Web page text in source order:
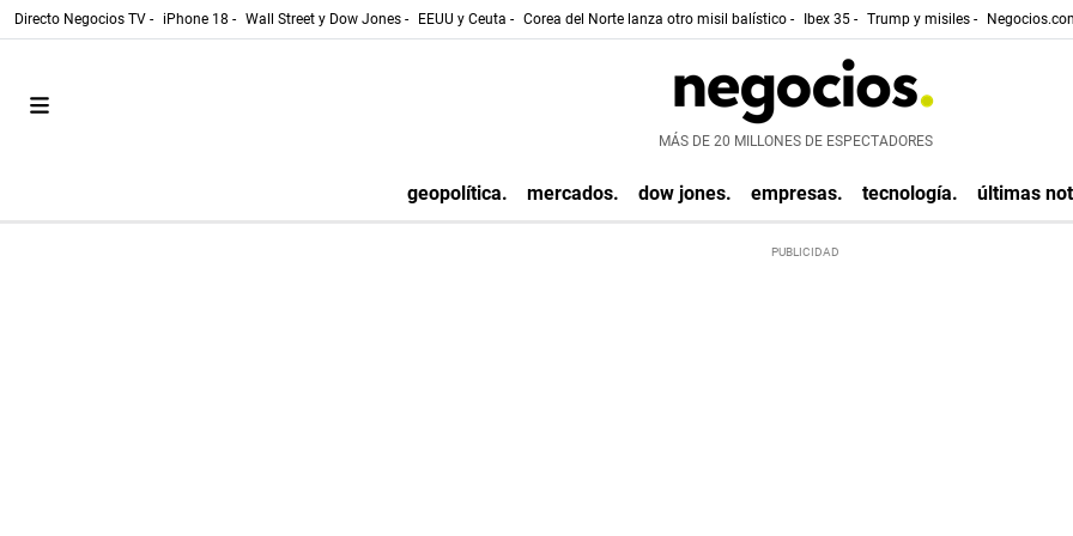
Directo Negocios TV - iPhone 18 - Wall Street y Dow Jones - EEUU y Ceuta - Corea del Norte lanza otro misil balístico - Ibex 35 - Trump y misiles -
MÁS DE 20 MILLONES DE ESPECTADORES
geopolítica. mercados. dow jones. empresas. tecnología. últimas